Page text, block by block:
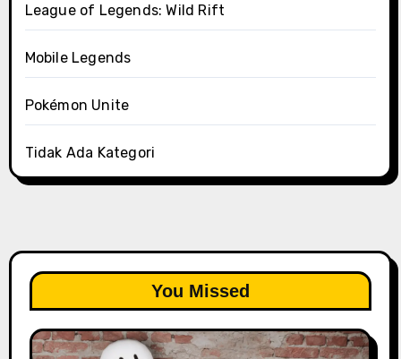
League of Legends: Wild Rift
Mobile Legends
Pokémon Unite
Tidak Ada Kategori
You Missed